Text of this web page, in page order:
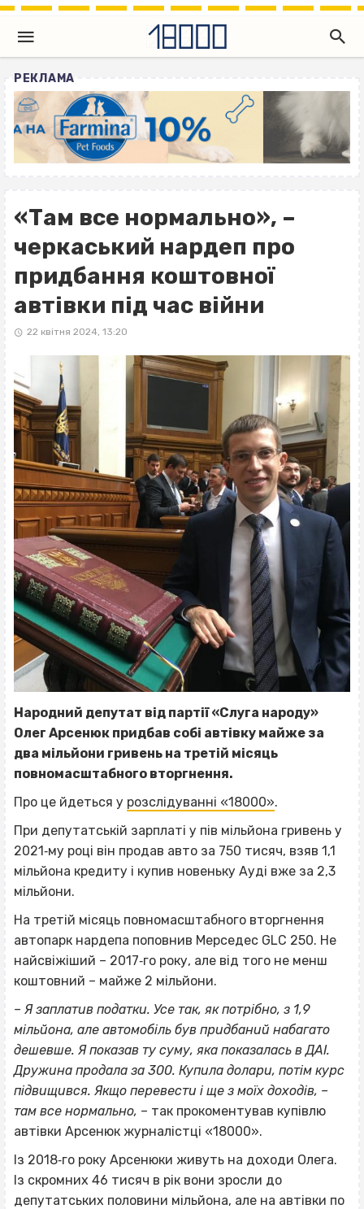
РЕКЛАМА
«Там все нормально», –
черкаський нардеп про
придбання коштовної
автівки під час війни
22 квітня 2024, 13:20
Народний депутат від партії «Слуга народу»
Олег Арсенюк придбав собі автівку майже за
два мільйони гривень на третій місяць
повномасштабного вторгнення.
Про це йдеться у розслідуванні «18000».
При депутатській зарплаті у пів мільйона гривень у
2021‐му році він продав авто за 750 тисяч, взяв 1,1
мільйона кредиту і купив новеньку Ауді вже за 2,3
мільйони.
На третій місяць повномасштабного вторгнення
автопарк нардепа поповнив Мерседес GLC 250. Не
найсвіжіший – 2017‐го року, але від того не менш
коштовний – майже 2 мільйони.
– Я заплатив податки. Усе так, як потрібно, з 1,9
мільйона, але автомобіль був придбаний набагато
дешевше. Я показав ту суму, яка показалась в ДАІ.
Дружина продала за 300. Купила долари, потім курс
підвищився. Якщо перевести і ще з моїх доходів, –
там все нормально, – так прокоментував купівлю
автівки Арсенюк журналістці «18000».
Із 2018‐го року Арсенюки живуть на доходи Олега.
Із скромних 46 тисяч в рік вони зросли до
депутатських половини мільйона, але на автівки по